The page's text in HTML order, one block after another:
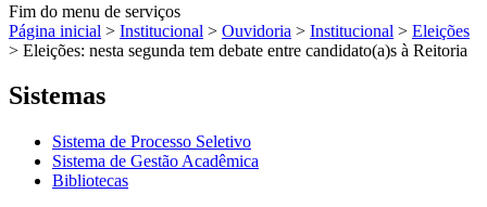
Fim do menu de serviços
Página inicial > Institucional > Ouvidoria > Institucional > Eleições
> Eleições: nesta segunda tem debate entre candidato(a)s à Reitoria
Sistemas
Sistema de Processo Seletivo
Sistema de Gestão Acadêmica
Bibliotecas